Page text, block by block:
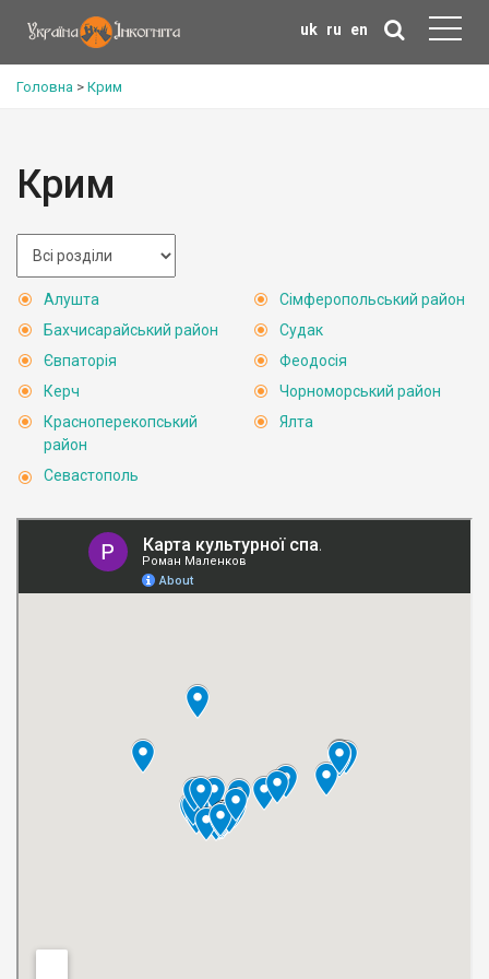
uk ru en
Головна > Крим
Крим
Алушта
Бахчисарайський район
Євпаторія
Керч
Красноперекопський
район
Севастополь
Сімферопольський район
Судак
Феодосія
Чорноморський район
Ялта